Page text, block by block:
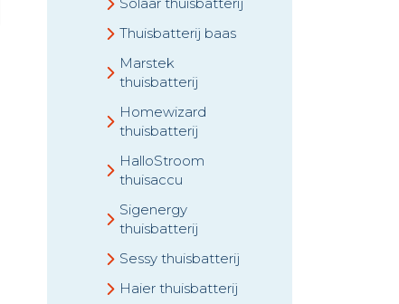
Thuisbatterij baas
Marstek
thuisbatterij
Homewizard
thuisbatterij
HalloStroom
thuisaccu
Sigenergy
thuisbatterij
Sessy thuisbatterij
Haier thuisbatterij